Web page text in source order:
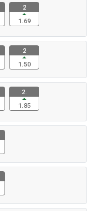
2
1.69
2
1.50
2.
1.85